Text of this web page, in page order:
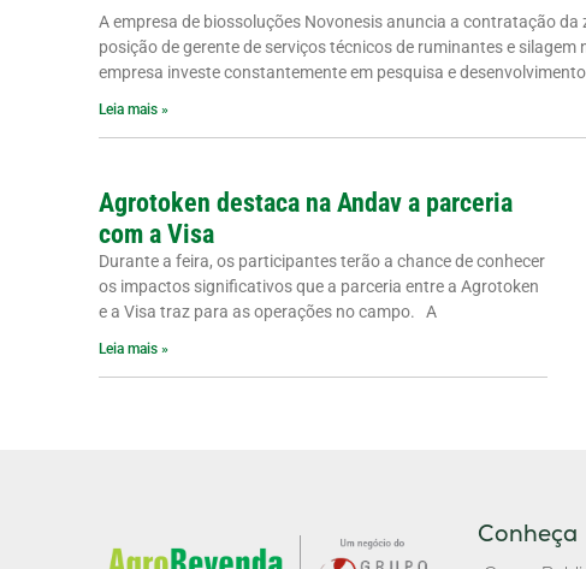
A empresa de biossoluções Novonesis anuncia a contratação
posição de gerente de serviços técnicos de ruminantes e
empresa investe constantemente em pesquisa e
Leia mais »
Agrotoken destaca na Andav a parceria
com a Visa
Durante a feira, os participantes terão a chance de conhecer
os impactos significativos que a parceria entre a Agrotoken
e a Visa traz para as operações no campo. A
Leia mais »
Conheça